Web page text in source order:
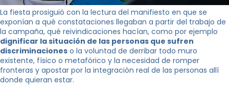
La fiesta prosiguió con la lectura del manifiesto en que se
exponían a qué constataciones llegaban a partir del trabajo de
la campaña, qué reivindicaciones hacían, como por ejemplo
dignificar la situación de las personas que sufren
discriminaciones o la voluntad de derribar todo muro
existente, físico o metafórico y la necesidad de romper
fronteras y apostar por la integración real de las personas allí
donde quieran estar.